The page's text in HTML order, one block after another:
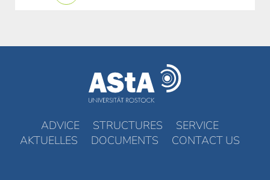
ADVICE STRUCTURES
SERVICE
AKTUELLES
DOCUMENTS CONTACT US